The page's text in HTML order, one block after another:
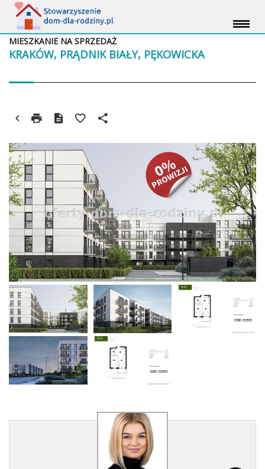
KRAKÓW, PRĄDNIK BIAŁY, PĘKOWICKA
MIESZKANIE NA SPRZEDAŻ